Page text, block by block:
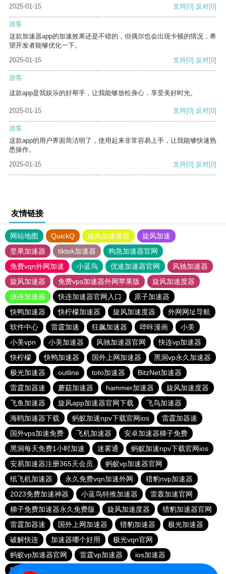
2025-01-15
支持[0] 反对[0]
游客
这款加速器app的加速效果还是不错的，但偶尔也会出现卡顿的情况，希
望开发者能够优化一下。
2025-01-15
支持[0] 反对[0]
游客
这款app是我娱乐的好帮手，让我能够放松身心，享受美好时光。
2025-01-15 支持[0] 反对[0]
游客
这款app的用户界面简洁明了，使用起来非常容易上手，让我能够快速熟
悉操作。
2025-01-15
支持[0] 反对[0]
友情链接
网站地图 QuickQ 旋风加速度器
旋风加速
坚果加速器
tiktok加速器
狗急加速器官网
免费vqn外网加速
小蓝鸟 优途加速器官网
风驰加速器
旋风加速器
免费vps加速器外网苹果版
旋风加速度器
快连加速器
快连加速器官网入口
原子加速器
快鸭加速器
快柠檬加速器 旋风加速度器
外网网址导航
软件中心
雷霆加速 狂飙加速器 哔咔漫画
小美
小美vpn
小美加速器 风驰加速器官网
快连vp加速器
快柠檬
快鸭加速器 国外上网加速器
黑洞vp永久加速器
极光加速器
outline toto加速器
BitzNet加速器
雷霆加器速
蘑菇加速器 hammer加速器
旋风加速度器
飞鱼加速器
旋风app加速器官网下载
飞鸟加速器
海鸥加速器下载
蚂蚁加速npv下载官网ios
雷霆加器速
国外vps加速免费
飞机加速器
安卓加速器梯子免费
黑洞每天免费1小时加速
迷雾通
蚂蚁加速npv下载官网ios
安易加速器注册365天会员
蚂蚁vp加速器官网
纸飞机加速器
永久免费vqn加速外网
猎豹nvp加速器
2023免费加速神器
小蓝鸟特推加速器
雷轰加速官网
梯子免费加速器永久免费版
旋风加速度器
猎豹加速器官网
雷霆加器速
国外上网加速器 猎豹加速器
极光加速器
破解快连
加速器哪个好用
极光vqn官网
蚂蚁vp加速器官网
雷霆vp加速器
ios加速器
赔钱机场官网